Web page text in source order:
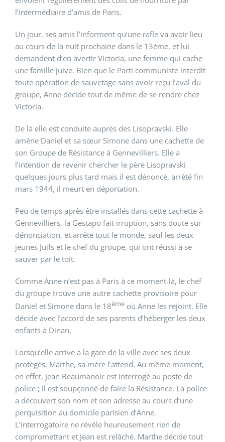
l’intermédiaire d’amis de Paris.
Un jour, ses amis l’informent qu’une rafle va avoir lieu
au cours de la nuit prochaine dans le 13ème, et lui
demandent d’en avertir Victoria, une femme qui cache
une famille juive. Bien que le Parti communiste interdit
toute opération de sauvetage sans avoir reçu l’aval du
groupe, Anne décide tout de même de se rendre chez
Victoria.
De là elle est conduite auprès des Lisopravski. Elle
amène Daniel et sa sœur Simone dans une cachette de
son Groupe de Résistance à Gennevilliers. Elle a
l’intention de revenir chercher le père Lisopravski
quelques jours plus tard mais il est dénoncé, arrêté fin
mars 1944, il meurt en déportation.
Peu de temps après être installés dans cette cachette à
Gennevilliers, la Gestapo fait irruption, sans doute sur
dénonciation, et arrête tout le monde, sauf les deux
jeunes Juifs et le chef du groupe, qui ont réussi à se
sauver par le toit.
Comme Anne n’est pas à Paris à ce moment-là, le chef
du groupe trouve une autre cachette provisoire pour
Daniel et Simone dans le 18ème où Anne les rejoint. Elle
décide avec l’accord de ses parents d’héberger les deux
enfants à Dinan.
Lorsqu’elle arrive à la gare de la ville avec ses deux
protégés, Marthe, sa mère l’attend. Au même moment,
en effet, Jean Beaumanoir est interrogé au poste de
police ; il est soupçonné de faire la Résistance. La police
a découvert son nom et son adresse au cours d’une
perquisition au domicile parisien d’Anne.
L’interrogatoire ne révèle heureusement rien de
compromettant et Jean est relâché. Marthe décide tout